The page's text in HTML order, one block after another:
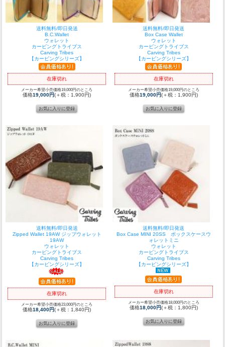
送料無料/即日発送
B.C.Wallet
ウォレット
カービングトライブス
Carving Tribes
【カービングシリーズ】
在庫切れ
メーカー希望小売価格19,000円のところ
価格19,000円(＋税：1,900円)
送料無料/即日発送
Box Case Wallet
ウォレット
カービングトライブス
Carving Tribes
【カービングシリーズ】
在庫切れ
メーカー希望小売価格19,000円のところ
価格19,000円(＋税：1,900円)
送料無料/即日発送
Zipped Wallet 19AW ジップウォレット
19AW
ウォレット
カービングトライブス
Carving Tribes
【カービングシリーズ】
在庫切れ
メーカー希望小売価格23,000円のところ
価格18,400円(＋税：1,840円)
送料無料/即日発送
Box Case MINI 20SS ボックスケースウ
ォレットミニ
ウォレット
カービングトライブス
Carving Tribes
【カービングシリーズ】
在庫切れ
メーカー希望小売価格18,000円のところ
価格18,000円(＋税：1,800円)